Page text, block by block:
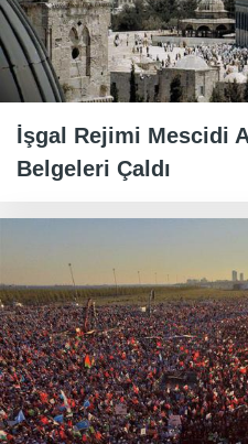
İşgal Rejimi Mescidi
Belgeleri Çaldı